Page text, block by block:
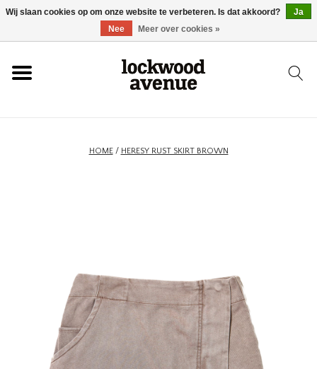
HOME
SKATEBOARD
HOMEWARE
HOME/ HERESY RUST SKIRT BROWN
Wij slaan cookies op om onze website te verbeteren. Is dat akkoord?
Ja
Nee
Meer over cookies »